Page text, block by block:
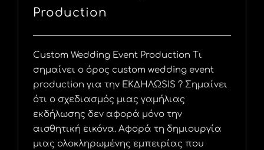
Production
Custom Wedding Event Production Τι
σημαίνει ο όρος custom wedding event
production για την ΕΚΔΗΛΩSIS ? Σημαίνει
ότι ο σχεδιασμός μιας γαμήλιας
εκδήλωσης δεν αφορά μόνο την
αισθητική εικόνα. Αφορά τη δημιουργία
μιας ολοκληρωμένης εμπειρίας που